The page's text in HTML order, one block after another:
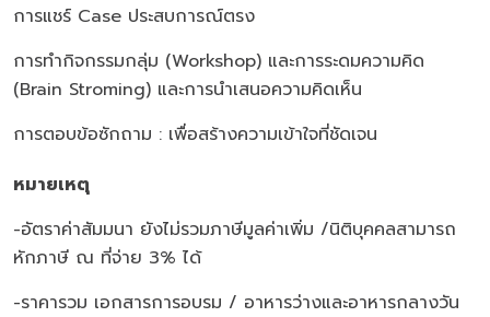
การแชร์ Case ประสบการณ์ตรง
การทำกิจกรรมกลุ่ม (Workshop) และการระดมความคิด
(Brain Stroming) และการนำเสนอความคิดเห็น
การตอบข้อซักถาม : เพื่อสร้างความเข้าใจที่ชัดเจน
หมายเหตุ
-อัตราค่าสัมมนา ยังไม่รวมภาษีมูลค่าเพิ่ม /นิติบุคคลสามารถ
หักภาษี ณ ที่จ่าย 3% ได้
-ราคารวม เอกสารการอบรม / อาหารว่างและอาหารกลางวัน